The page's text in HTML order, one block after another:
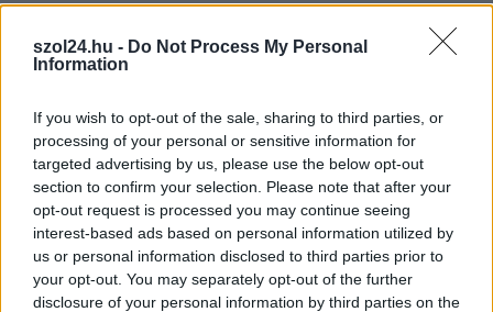
szol24.hu - Do Not Process My Personal
Information
If you wish to opt-out of the sale, sharing to third parties, or
processing of your personal or sensitive information for
targeted advertising by us, please use the below opt-out
section to confirm your selection. Please note that after your
opt-out request is processed you may continue seeing
interest-based ads based on personal information utilized by
us or personal information disclosed to third parties prior to
your opt-out. You may separately opt-out of the further
disclosure of your personal information by third parties on the